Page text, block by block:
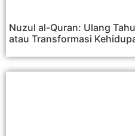
Nuzul al-Quran: Ulang
atau Transformasi